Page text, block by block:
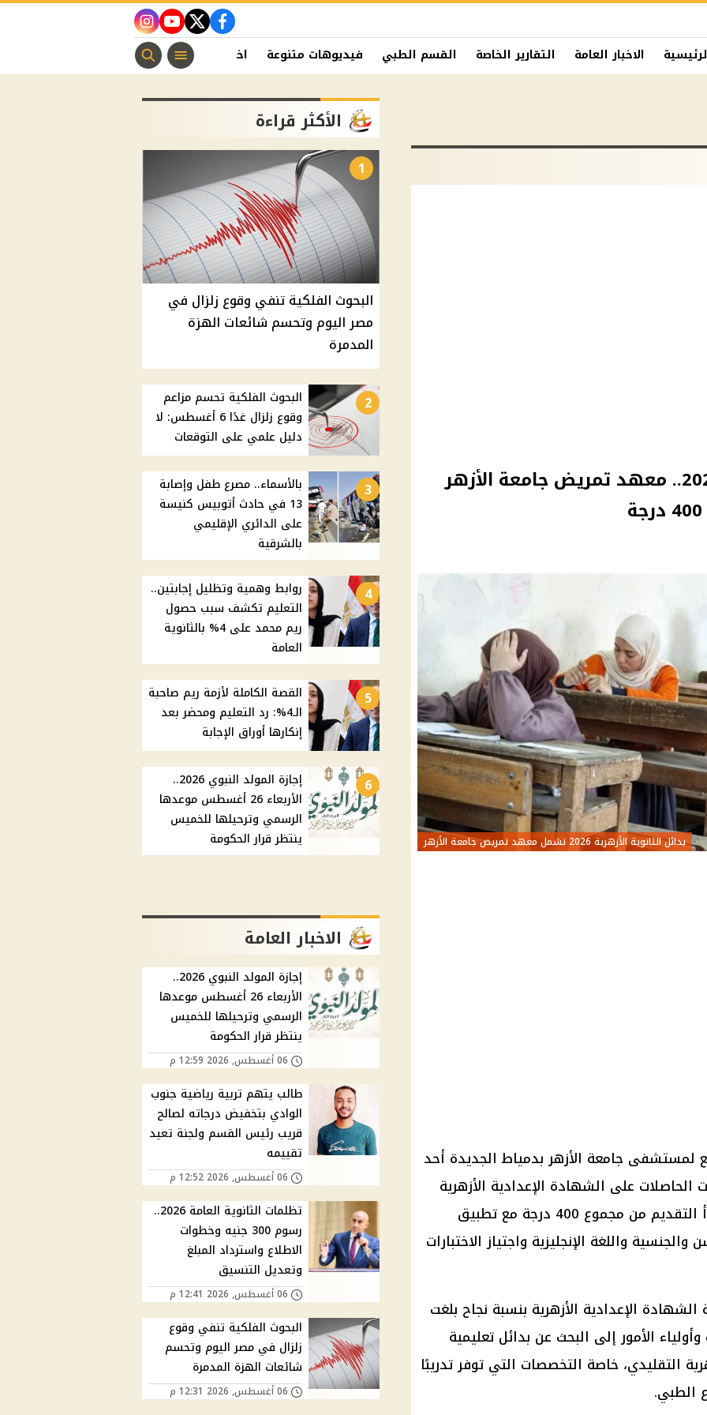
facebook
twitter
youtube
instagram
الاخبار العامة التقارير الخاصة القسم الطبي فيديوهات متنوعة اخبار الفن منوعات مسيحية
بدائل الثانوية الأزهرية 2026.. معهد تمريض جامعة الأزهر
بدائل الثانوية الأزهرية 2026 تشمل معهد تمريض جامعة الأزهر
لمستشفى جامعة الأزهر بدمياط الجديدة أحد
الحاصلات على الشهادة الإعدادية الأزهرية
للعام الدراسي 2025/2026، إذ يبدأ التقديم من مجموع 400 درجة مع تطبيق
واللغة الإنجليزية واجتياز الاختبارات
الإعدادية الأزهرية بنسبة نجاح بلغت
وأولياء الأمور إلى البحث عن بدائل تعليمية
التقليدي، خاصة التخصصات التي توفر تدريبًا
الطبي.
الأكثر قراءة
1
البحوث الفلكية تنفي وقوع زلزال في
مصر اليوم وتحسم شائعات الهزة
المدمرة
2
البحوث الفلكية تحسم مزاعم
وقوع زلزال غدًا 6 أغسطس: لا
دليل علمي على التوقعات
3
بالأسماء.. مصرع طفل وإصابة
13 في حادث أتوبيس كنيسة
على الدائري الإقليمي
بالشرقية
4
روابط وهمية وتظليل إجابتين..
التعليم تكشف سبب حصول
ريم محمد على 4% بالثانوية
العامة
5
القصة الكاملة لأزمة ريم صاحبة
الـ4%: رد التعليم ومحضر بعد
إنكارها أوراق الإجابة
6
إجازة المولد النبوي 2026..
الأربعاء 26 أغسطس موعدها
الرسمي وترحيلها للخميس
ينتظر قرار الحكومة
الاخبار العامة
إجازة المولد النبوي 2026..
الأربعاء 26 أغسطس موعدها
الرسمي وترحيلها للخميس
ينتظر قرار الحكومة
06 أغسطس, 2026 12:59 م
طالب يتهم تربية رياضية جنوب
الوادي بتخفيض درجاته لصالح
قريب رئيس القسم ولجنة تعيد
تقييمه
06 أغسطس, 2026 12:52 م
تظلمات الثانوية العامة 2026..
رسوم 300 جنيه وخطوات
الاطلاع واسترداد المبلغ
وتعديل التنسيق
06 أغسطس, 2026 12:41 م
البحوث الفلكية تنفي وقوع
زلزال في مصر اليوم وتحسم
شائعات الهزة المدمرة
06 أغسطس, 2026 12:31 م